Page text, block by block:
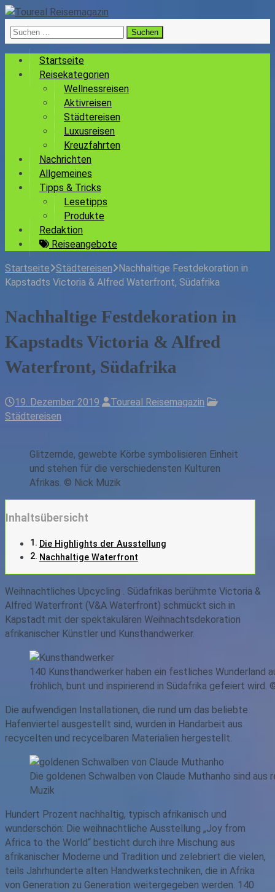
Suchen
nach:
Startseite
Reisekategorien
Wellnessreisen
Aktivreisen
Städtereisen
Luxusreisen
Kreuzfahrten
Nachrichten
Allgemeines
Tipps & Tricks
Lesetipps
Produkte
Redaktion
Reiseangebote
Startseite Städtereisen
Nachhaltige Festdekoration in
Kapstadts Victoria & Alfred Waterfront, Südafrika
Nachhaltige Festdekoration in
Kapstadts Victoria & Alfred
Waterfront, Südafrika
19. Dezember 2019
Toureal Reisemagazin
Städtereisen
Glitzernde, gewebte Körbe symbolisieren Einheit
und stehen für die verschiedensten Kulturen
Afrikas. © Nick Muzik
Inhaltsübersicht
Die Highlights der Ausstellung
Nachhaltige Waterfront
Weihnachtliches Upcycling . Südafrikas berühmte Victoria &
Alfred Waterfront (V&A Waterfront) schmückt sich in
Kapstadt mit der spektakulären Weihnachtsdekoration
afrikanischer Künstler und Kunsthandwerker.
140 Kunsthandwerker haben ein festliches
fröhlich, bunt und inspirierend in Südafrika gefeiert wird.
Die aufwendigen Installationen, die rund um das beliebte
Hafenviertel ausgestellt sind, wurden in Handarbeit aus
recycelten und recycelbaren Materialien hergestellt.
Die goldenen Schwalben von Claude Muthanho sind
Muzik
Hundert Prozent nachhaltig, typisch afrikanisch und
wunderschön: Die weihnachtliche Ausstellung „Joy from
Africa to the World“ besticht durch ihre Mischung aus
afrikanischer Moderne und Tradition und zelebriert die vielen,
teils Jahrhunderte alten Handwerkstechniken, die in Afrika
von Generation zu Generation weitergegeben werden. 140